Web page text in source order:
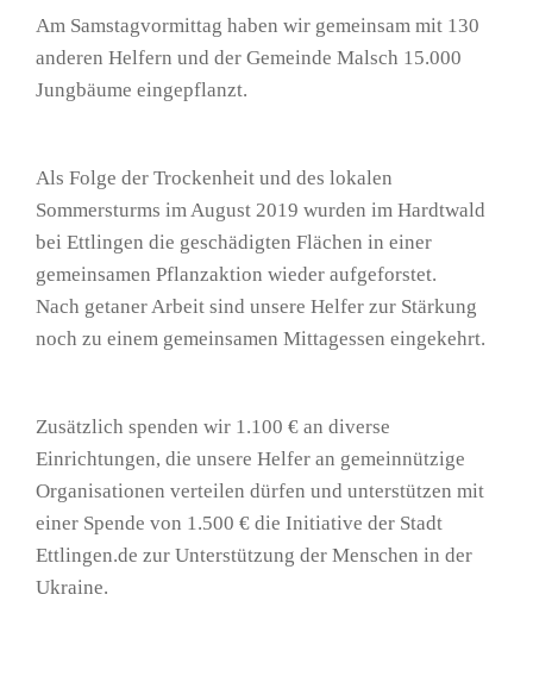
Am Samstagvormittag haben wir gemeinsam mit 130
anderen Helfern und der Gemeinde Malsch 15.000
Jungbäume eingepflanzt.
Als Folge der Trockenheit und des lokalen
Sommersturms im August 2019 wurden im Hardtwald
bei Ettlingen die geschädigten Flächen in einer
gemeinsamen Pflanzaktion wieder aufgeforstet.
Nach getaner Arbeit sind unsere Helfer zur Stärkung
noch zu einem gemeinsamen Mittagessen eingekehrt.
Zusätzlich spenden wir 1.100 € an diverse
Einrichtungen, die unsere Helfer an gemeinnützige
Organisationen verteilen dürfen und unterstützen mit
einer Spende von 1.500 € die Initiative der Stadt
Ettlingen.de zur Unterstützung der Menschen in der
Ukraine.